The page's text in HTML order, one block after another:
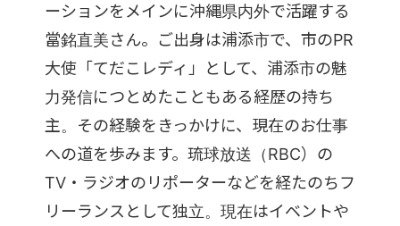
ーションをメインに沖縄県内外で活躍する
當銘直美さん。ご出身は浦添市で、市のPR
大使「てだこレディ」として、浦添市の魅
力発信につとめたこともある経歴の持ち
主。その経験をきっかけに、現在のお仕事
への道を歩みます。琉球放送（RBC）の
TV・ラジオのリポーターなどを経たのちフ
リーランスとして独立。現在はイベントや